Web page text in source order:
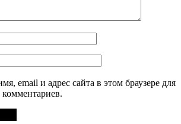
email и адрес сайта в этом браузере для